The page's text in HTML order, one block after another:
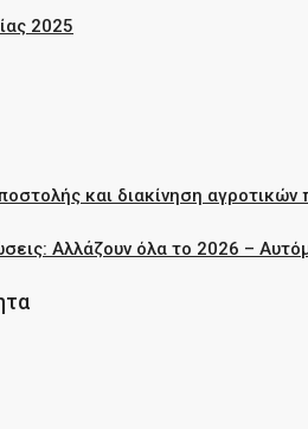
2025
και διακίνηση
Αλλάζουν όλα το 2026 –